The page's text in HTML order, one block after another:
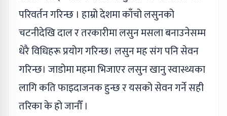
परिवर्तन गरिन्छ । हाम्रो देशमा काँचो लसुनको
चटनीदेखि दाल र तरकारीमा लसुन मसला बनाउनेसम्म
धेरै विधिहरू प्रयोग गरिन्छ। लसुन मह संग पनि सेवन
गरिन्छ। जाडोमा महमा भिजाएर लसुन खानु स्वास्थ्यका
लागि कति फाइदाजनक हुन्छ र यसको सेवन गर्ने सही
तरिका के हो जानौँ ।